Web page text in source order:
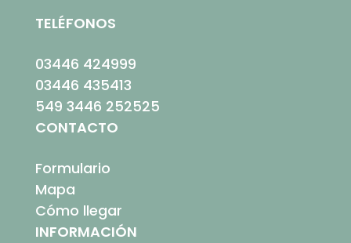
TELÉFONOS
03446 424999
03446 435413
549 3446 252525
CONTACTO
Formulario
Mapa
Cómo llegar
INFORMACIÓN